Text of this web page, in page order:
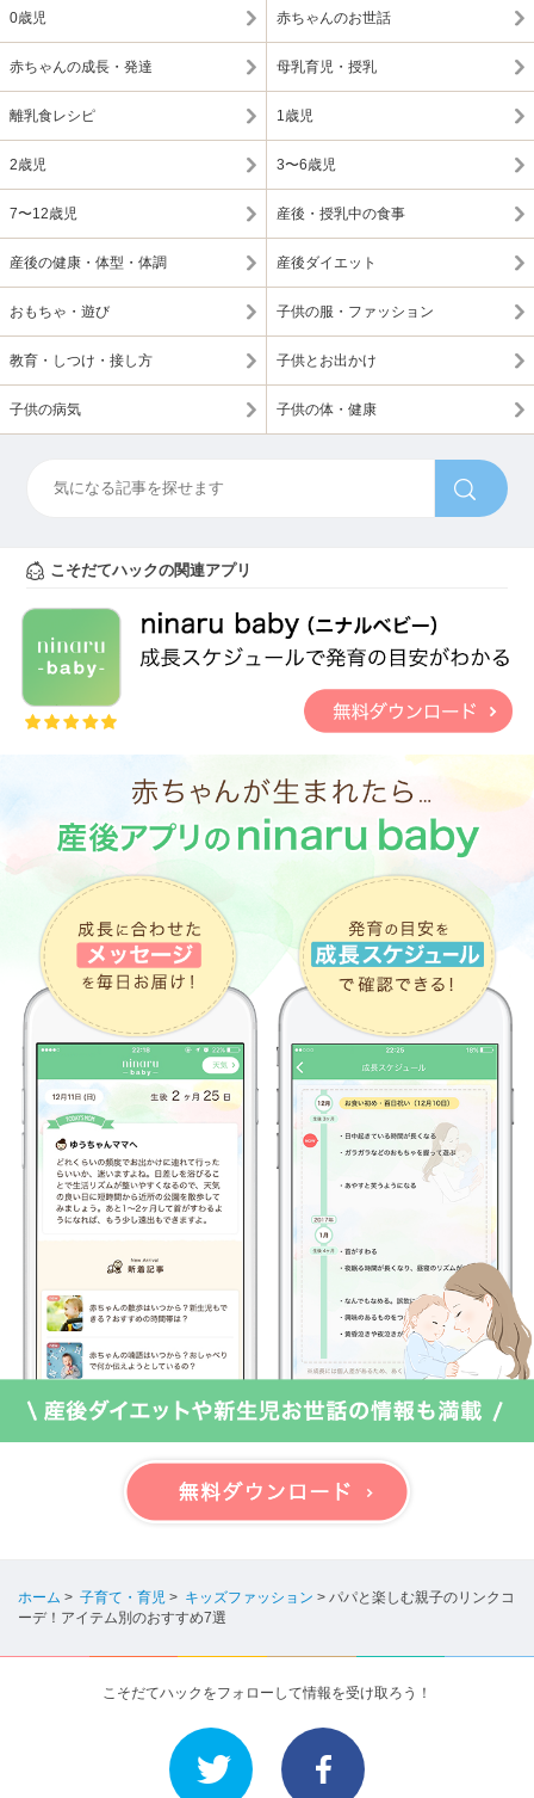
0歳児 赤ちゃんのお世話
赤ちゃんの成長・発達 母乳育児・授乳
離乳食レシピ 1歳児
2歳児 3〜6歳児
7〜12歳児 産後・授乳中の食事
産後の健康・体型・体調 産後ダイエット
おもちゃ・遊び 子供の服・ファッション
教育・しつけ・接し方 子供とお出かけ
子供の病気 子供の体・健康
こそだてハックの関連アプリ
ホーム > 子育て・育児 > キッズファッション > パパと楽しむ親子のリンクコ
ーデ！アイテム別のおすすめ7選
こそだてハックをフォローして情報を受け取ろう！